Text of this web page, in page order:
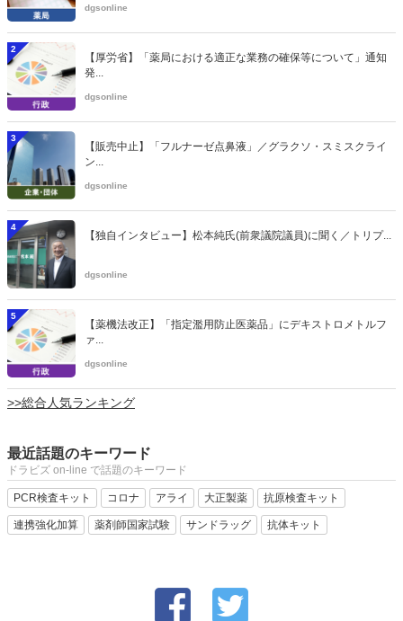
dgsonline
2
【厚労省】「薬局における適正な業務の確保等について」通知
発...
dgsonline
3
【販売中止】「フルナーゼ点鼻液」／グラクソ・スミスクライ
ン...
dgsonline
4
【独自インタビュー】松本純氏(前衆議院議員)に聞く／トリプ...
dgsonline
5
【薬機法改正】「指定濫用防止医薬品」にデキストロメトルフ
ァ...
dgsonline
>>総合人気ランキング
最近話題のキーワード
ドラビズ on-line で話題のキーワード
PCR検査キット コロナ アライ 大正製薬 抗原検査キット
連携強化加算 薬剤師国家試験 サンドラッグ 抗体キット